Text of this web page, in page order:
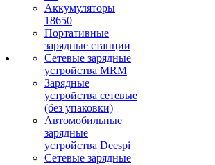
Аккумуляторы
18650
Портативные
зарядные станции
Сетевые зарядные
устройства MRM
Зарядные
устройства сетевые
(без упаковки)
Автомобильные
зарядные
устройства Deespi
Сетевые зарядные